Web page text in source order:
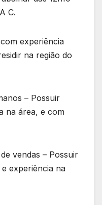
C.
experiência
na região do
– Possuir
na área, e com
vendas – Possuir
experiência na